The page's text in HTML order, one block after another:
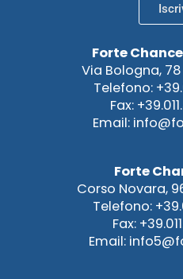
Forte
Via Bologna, 78
Telefono:
Fax:
Email:
Forte
Corso Novara,
Telefono:
Fax:
Email: